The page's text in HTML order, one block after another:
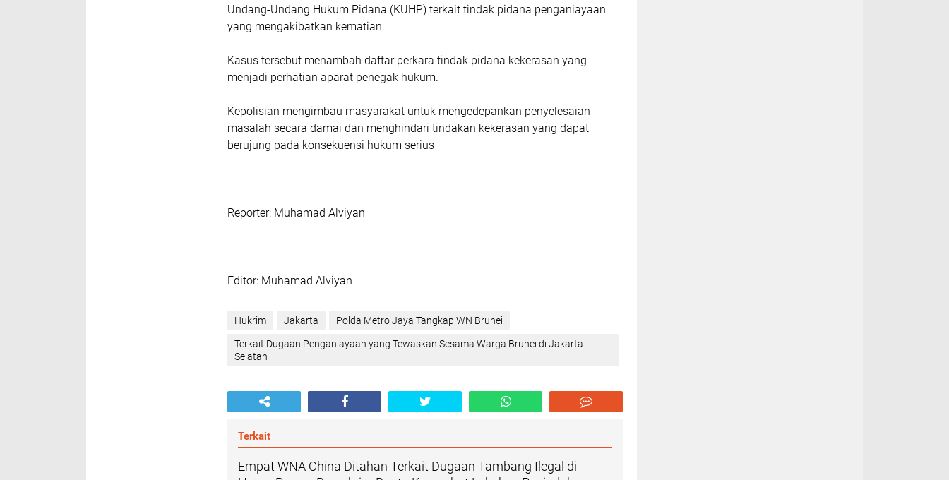
Undang-Undang Hukum Pidana (KUHP) terkait tindak pidana penganiayaan
yang mengakibatkan kematian.
Kasus tersebut menambah daftar perkara tindak pidana kekerasan yang
menjadi perhatian aparat penegak hukum.
Kepolisian mengimbau masyarakat untuk mengedepankan penyelesaian
masalah secara damai dan menghindari tindakan kekerasan yang dapat
berujung pada konsekuensi hukum serius
‎Reporter: Muhamad Alviyan
‎Editor: Muhamad Alviyan
Hukrim Jakarta ‎Polda Metro Jaya Tangkap WN Brunei
Terkait Dugaan Penganiayaan yang Tewaskan Sesama Warga Brunei di Jakarta
Selatan‎
Terkait
‎Empat WNA China Ditahan Terkait Dugaan Tambang Ilegal di